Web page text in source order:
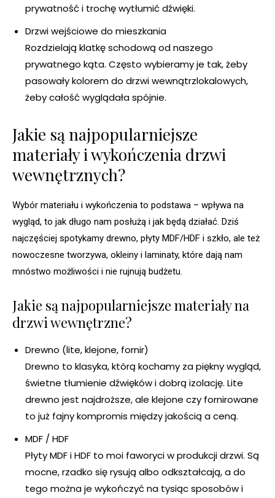
prywatność i trochę wytłumić dźwięki.
Drzwi wejściowe do mieszkania
Rozdzielają klatkę schodową od naszego
prywatnego kąta. Często wybieramy je tak, żeby
pasowały kolorem do drzwi wewnątrzlokalowych,
żeby całość wyglądała spójnie.
Jakie są najpopularniejsze
materiały i wykończenia drzwi
wewnętrznych?
Wybór materiału i wykończenia to podstawa – wpływa na
wygląd, to jak długo nam posłużą i jak będą działać. Dziś
najczęściej spotykamy drewno, płyty MDF/HDF i szkło, ale też
nowoczesne tworzywa, okleiny i laminaty, które dają nam
mnóstwo możliwości i nie rujnują budżetu.
Jakie są najpopularniejsze materiały na
drzwi wewnętrzne?
Drewno (lite, klejone, fornir)
Drewno to klasyka, którą kochamy za piękny wygląd,
świetne tłumienie dźwięków i dobrą izolację. Lite
drewno jest najdroższe, ale klejone czy fornirowane
to już fajny kompromis między jakością a ceną.
MDF / HDF
Płyty MDF i HDF to moi faworyci w produkcji drzwi. Są
mocne, rzadko się rysują albo odkształcają, a do
tego można je wykończyć na tysiąc sposobów i